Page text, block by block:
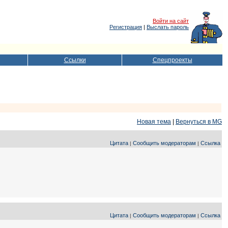
Войти на сайт
Регистрация | Выслать пароль
Ссылки Спецпроекты
Новая тема
Вернуться в MG
Цитата | Сообщить модераторам | Ссылка
Цитата | Сообщить модераторам | Ссылка